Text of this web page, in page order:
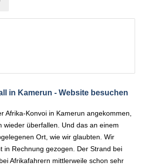
in Kamerun - Website besuchen
Afrika-Konvoi in Kamerun angekommen,
wieder überfallen. Und das an einem
Ort, wie wir glaubten. Wir
in Rechnung gezogen. Der Strand bei
Afrikafahrern mittlerweile schon sehr